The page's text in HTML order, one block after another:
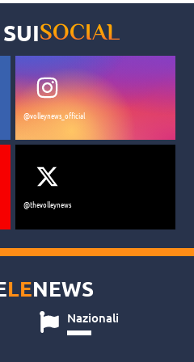
SUISOCIAL
@volleynews_official
@thevolleynews
LENEWS
Nazionali